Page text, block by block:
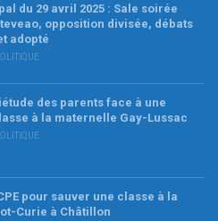
du 29 avril 2025 : Sale soirée
opposition divisée, débats
adopté
des parents face à une
à la maternelle Gay-Lussac
pour sauver une classe à la
Curie à Châtillon